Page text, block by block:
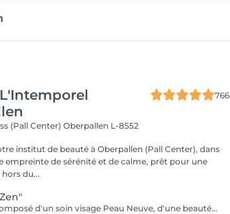
766
(Pall Center)Oberpallen L-8552
institut de beauté à Oberpallen (Pall Center), dans
empreinte de sérénité et de calme, prêt pour une
du...
Ce pack est composé d'un soin visage Peau Neuve, d'une beauté des pieds et d'un massage "Escale à Marrakech" (1h de massage) Déconnection et expérience sensorielle Pour récupérer un homme zen :-)